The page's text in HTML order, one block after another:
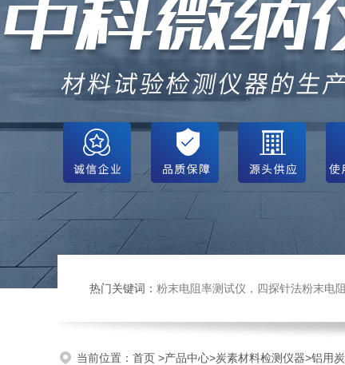
热门关键词： 粉末电阻率测试仪，四探针法粉末电阻率仪，压实密度仪，炭块
当前位置： 首页 >产品中心>炭素材料检测仪器>铝用